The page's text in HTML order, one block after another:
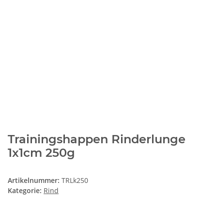
Trainingshappen Rinderlunge
1x1cm 250g
Artikelnummer: TRLk250
Kategorie: Rind